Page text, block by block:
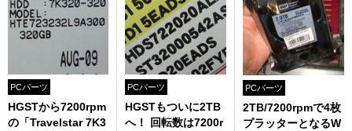
PCパーツ
HGSTから7200rpm
の「Travelstar 7K3
PCパーツ
HGSTもついに2TB
へ！ 回転数は7200r
PCパーツ
2TB/7200rpmで4枚
プラッターとなるW